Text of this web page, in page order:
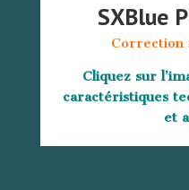
SXBlue
Correction
Cliquez sur
caractéristiques
et